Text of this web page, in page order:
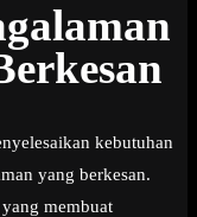
kebutuhan
yang berkesan.
membuat